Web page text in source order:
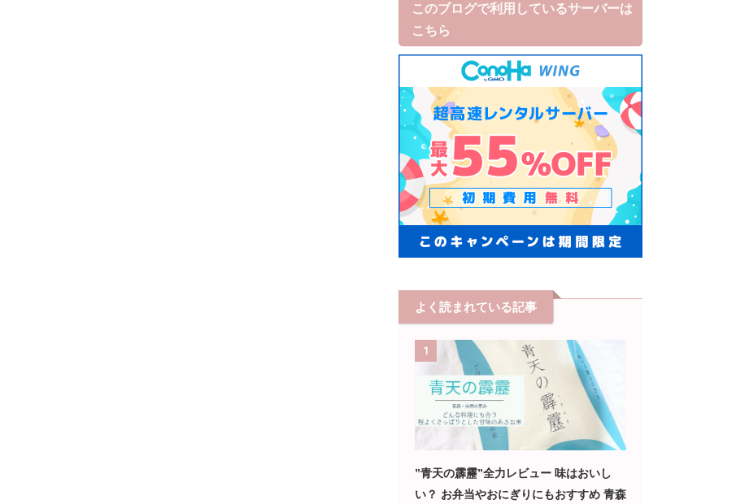
このブログで利用しているサーバーは
こちら
よく読まれている記事
1
”青天の霹靂”全力レビュー 味はおいし
い？ お弁当やおにぎりにもおすすめ 青森